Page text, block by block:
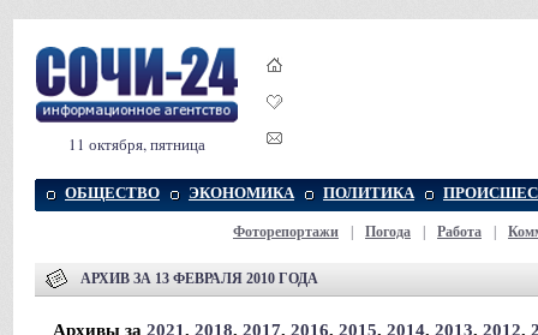
11 октября, пятница
ОБЩЕСТВО ЭКОНОМИКА ПОЛИТИКА
Фоторепортажи Погода Работа
АРХИВ ЗА 13 ФЕВРАЛЯ 2010 ГОДА
Архивы за 2021, 2018, 2017, 2016, 2015, 2014, 2013, 2012,